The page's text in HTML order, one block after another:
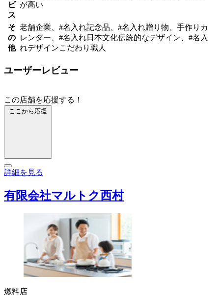
ビ
ス
が高い
そ
の
他
老舗企業、#名入れ記念品、#名入れ贈り物、手作りカ
レンダー、#名入れ日本文化伝統的なデザイン、#名入
れデザインこだわり職人
ユーザーレビュー
この店舗を応援する！
ここから応援
詳細を見る
有限会社マルトク西村
燃料店